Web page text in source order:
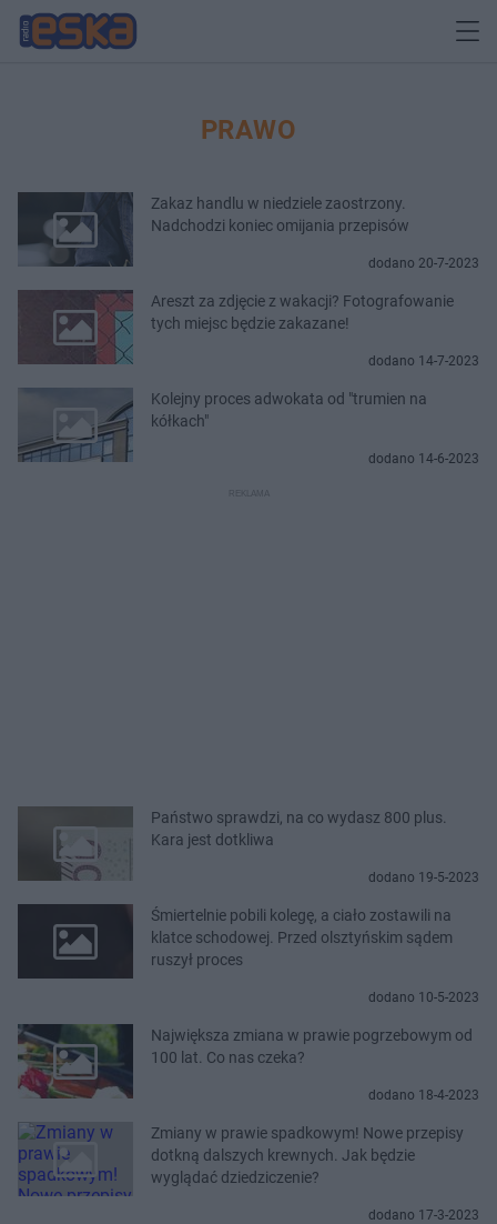
PRAWO
Zakaz handlu w niedziele zaostrzony.
Nadchodzi koniec omijania przepisów
dodano 20-7-2023
Areszt za zdjęcie z wakacji? Fotografowanie
tych miejsc będzie zakazane!
dodano 14-7-2023
Kolejny proces adwokata od "trumien na
kółkach"
dodano 14-6-2023
Państwo sprawdzi, na co wydasz 800 plus.
Kara jest dotkliwa
dodano 19-5-2023
Śmiertelnie pobili kolegę, a ciało zostawili na
klatce schodowej. Przed olsztyńskim sądem
ruszył proces
dodano 10-5-2023
Największa zmiana w prawie pogrzebowym od
100 lat. Co nas czeka?
dodano 18-4-2023
Zmiany w prawie spadkowym! Nowe przepisy
dotkną dalszych krewnych. Jak będzie
wyglądać dziedziczenie?
dodano 17-3-2023